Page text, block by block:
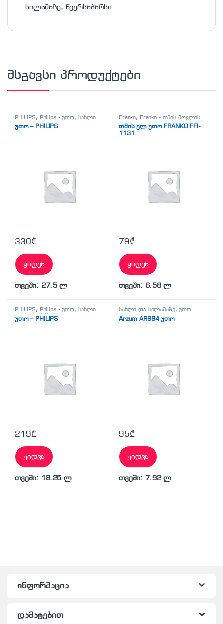
სილამაზე, წვერსაპარსი
მსგავსი პროდუქტები
PHILIPS, Philips - უთო, სახლი
და სილამაზე,უთო
უთო – PHILIPS
330₾
ყიდვა
თვეში: 27.5 ლ
Franko, Franko - თმის მოვლის
საშუალებები
თმის საშრობი,
სახლი და სილამაზე
თმის ელ.უთო FRANKO FFI-
1131
79₾
ყიდვა
თვეში: 6.58 ლ
PHILIPS, Philips - უთო, სახლი
და სილამაზე,უთო
უთო – PHILIPS
219₾
ყიდვა
თვეში: 18.25 ლ
სახლი და სილამაზე,უთო
Arzum AR684 უთო
95₾
ყიდვა
თვეში: 7.92 ლ
ინფორმაცია
დამატებით